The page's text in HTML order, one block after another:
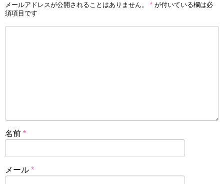
メールアドレスが公開されることはありません。 * が付いている欄は必
須項目です
名前 *
メール *